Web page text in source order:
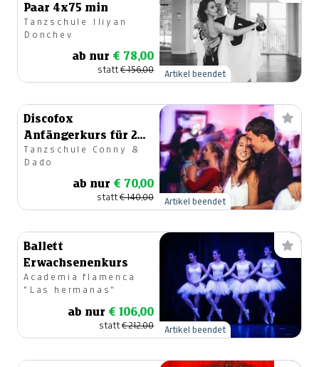
Paar 4x75 min
Tanzschule Iliyan
Donchev
ab nur € 78,00
statt€ 156,00 Artikel beendet
Discofox
Anfängerkurs für 2
Personen
Tanzschule Conny &
Dado
ab nur € 70,00
statt€ 140,00 Artikel beendet
Ballett
Erwachsenenkurs
Academia flamenca
"Las hermanas"
ab nur € 106,00
statt€ 212,00 Artikel beendet